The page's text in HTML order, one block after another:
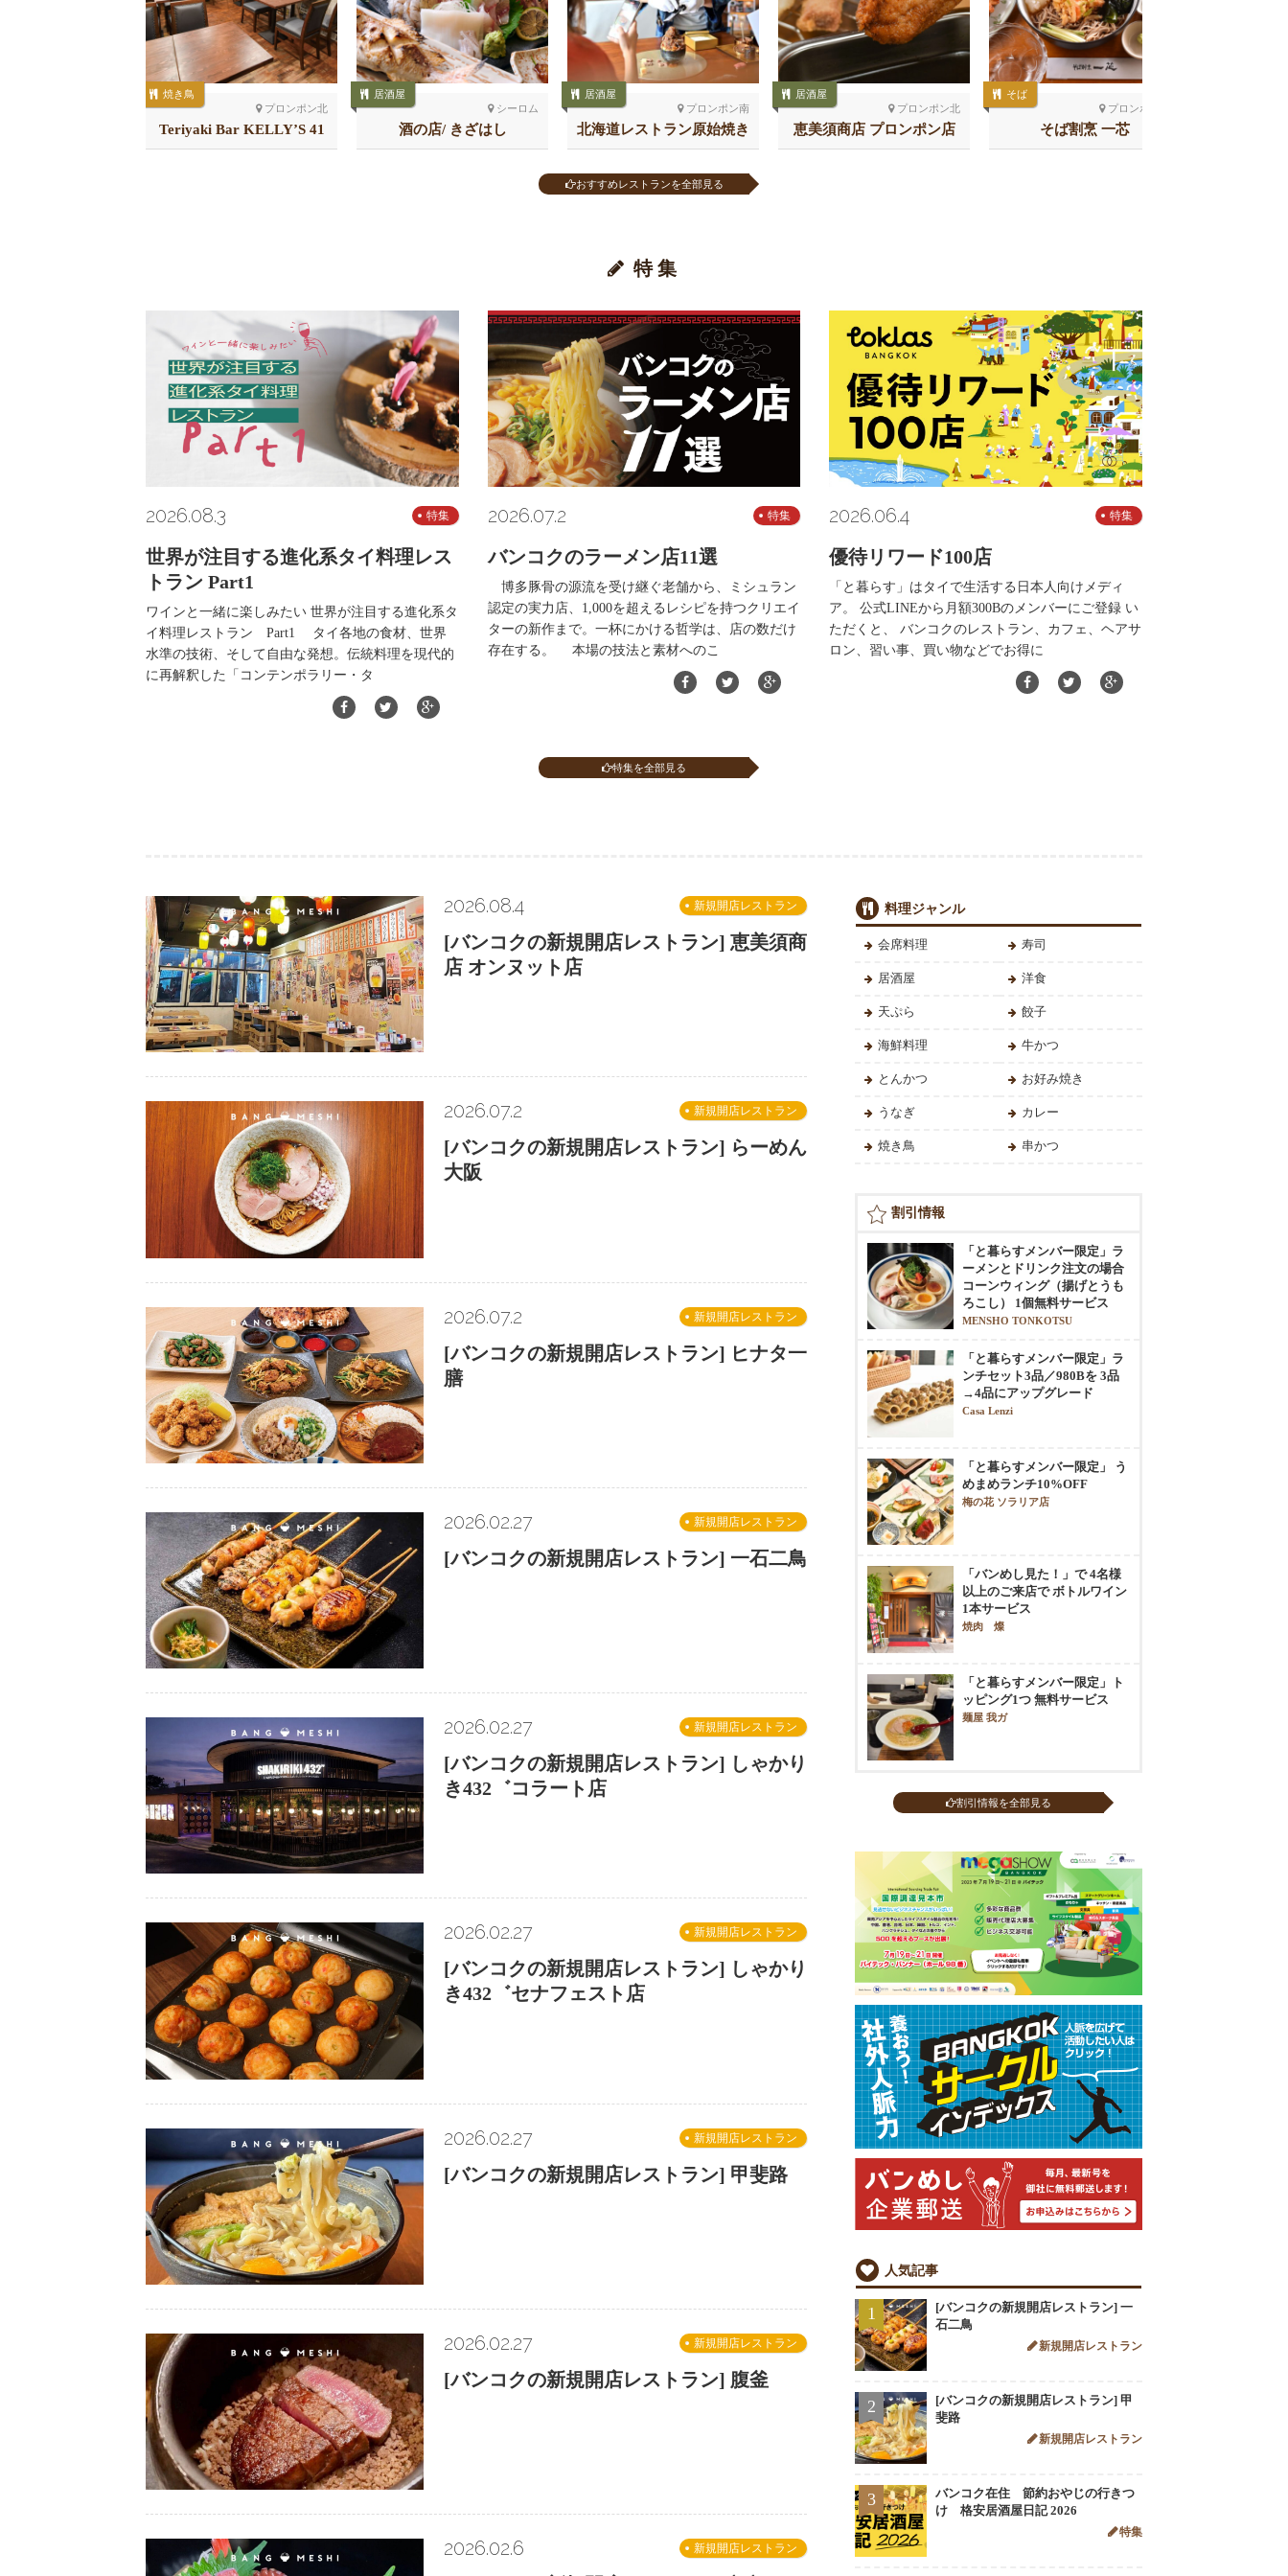
プロンポン北
焼き鳥
Teriyaki Bar KELLY’S 41
店
シーロム
居酒屋
酒の店/ きざはし
プロンポン南
居酒屋
北海道レストラン原始焼き
スクンビット26
プロンポン北
居酒屋
恵美須商店 プロンポン店
プロンポン南
そば
そば割烹 一芯
おすすめレストランを全部見る
特集
2026.08.3 特集
世界が注目する進化系タイ料理レス
トラン Part1
ワインと一緒に楽しみたい 世界が注目する進化系タ
イ料理レストラン Part1 タイ各地の食材、世界
水準の技術、そして自由な発想。伝統料理を現代的
に再解釈した「コンテンポラリー・タ
2026.07.2 特集
バンコクのラーメン店11選
博多豚骨の源流を受け継ぐ老舗から、ミシュラン
認定の実力店、1,000を超えるレシピを持つクリエイ
ターの新作まで。一杯にかける哲学は、店の数だけ
存在する。 本場の技法と素材へのこ
2026.06.4 特集
優待リワード100店
「と暮らす」はタイで生活する日本人向けメディ
ア。 公式LINEから月額300Bのメンバーにご登録 い
ただくと、 バンコクのレストラン、カフェ、ヘアサ
ロン、習い事、買い物などでお得に
特集を全部見る
料理ジャンル
会席料理 寿司
居酒屋 洋食
天ぷら 餃子
海鮮料理 牛かつ
とんかつ お好み焼き
うなぎ カレー
焼き鳥 串かつ
割引情報
「と暮らすメンバー限定」ラ
ーメンとドリンク注文の場合
コーンウィング（揚げとうも
ろこし） 1個無料サービス
MENSHO TONKOTSU
「と暮らすメンバー限定」ラ
ンチセット3品／980Bを 3品
→4品にアップグレード
Casa Lenzi
「と暮らすメンバー限定」 う
めまめランチ10%OFF
梅の花 ソラリア店
「バンめし見た！」で 4名様
以上のご来店で ボトルワイン
1本サービス
焼肉 燦
「と暮らすメンバー限定」ト
ッピング1つ 無料サービス
麺屋 我ガ
割引情報を全部見る
新規開店レストラン
2026.08.4
[バンコクの新規開店レストラン] 恵美須商
店 オンヌット店
新規開店レストラン
2026.07.2
[バンコクの新規開店レストラン] らーめん
大阪
新規開店レストラン
2026.07.2
[バンコクの新規開店レストラン] ヒナタ一
膳
新規開店レストラン
2026.02.27
[バンコクの新規開店レストラン] 一石二鳥
新規開店レストラン
2026.02.27
[バンコクの新規開店レストラン] しゃかり
き432゛コラート店
新規開店レストラン
2026.02.27
[バンコクの新規開店レストラン] しゃかり
き432゛セナフェスト店
新規開店レストラン
2026.02.27
[バンコクの新規開店レストラン] 甲斐路
新規開店レストラン
2026.02.27
[バンコクの新規開店レストラン] 腹釜
新規開店レストラン
2026.02.6
人気記事
1
[バンコクの新規開店レストラン] 一
石二鳥
新規開店レストラン
2
[バンコクの新規開店レストラン] 甲
斐路
新規開店レストラン
3
バンコク在住 節約おやじの行きつ
け 格安居酒屋日記 2026
特集